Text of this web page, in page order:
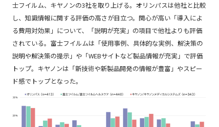
士フイルム、キヤノンの3社を取り上げる。オリンパスは他社と比較
し、知識情報に関する評価の高さが目立つ。関心が高い「導入によ
る費用対効果」について、「説明が充実」の項目で他社よりも評価
されている。富士フイルムは「使用事例、具体的な実例、解決策の
説明や解決策の提示」や「WEBサイトなど製品情報が充実」で評価
トップ。キヤノンは「新技術や新製品開発の情報が豊富」やスピー
ド感でトップとなった。